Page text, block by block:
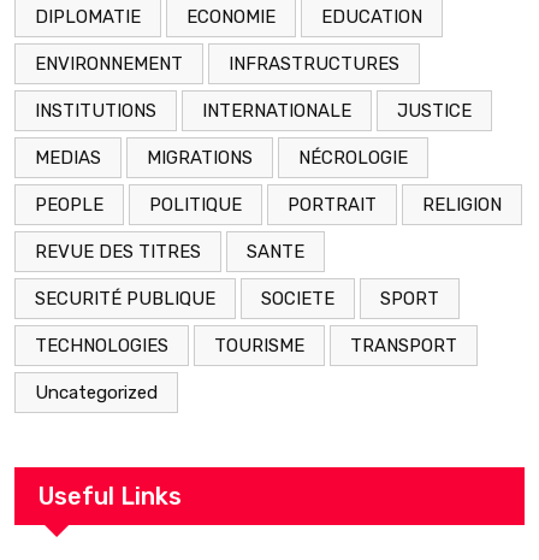
DIPLOMATIE ECONOMIE EDUCATION
ENVIRONNEMENT INFRASTRUCTURES
INSTITUTIONS INTERNATIONALE JUSTICE
MEDIAS MIGRATIONS NÉCROLOGIE
PEOPLE POLITIQUE PORTRAIT RELIGION
REVUE DES TITRES SANTE
SECURITÉ PUBLIQUE SOCIETE SPORT
TECHNOLOGIES TOURISME TRANSPORT
Uncategorized
Useful Links